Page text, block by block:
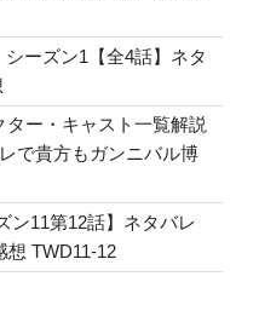
シーズン1【全4話】ネタ
ター・キャスト一覧解説
で貴方もガンニバル博
ン11第12話】ネタバレ
想 TWD11-12